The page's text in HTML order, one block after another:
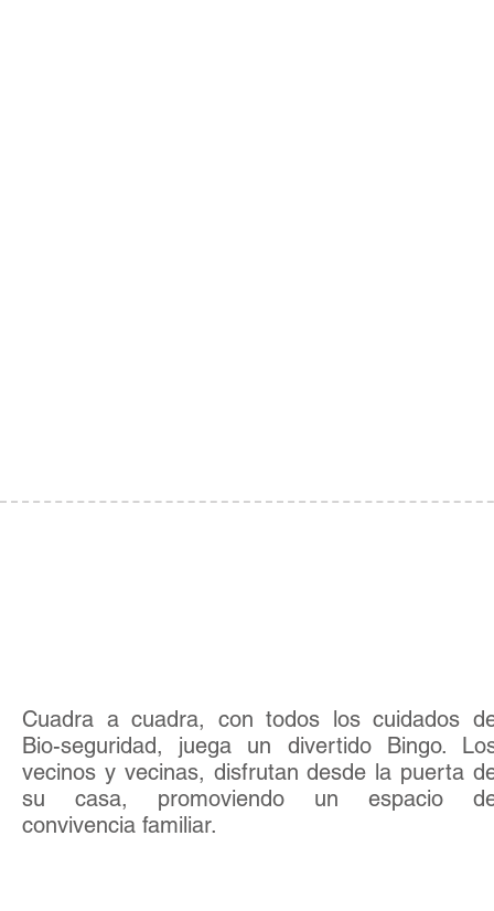
Cuadra a cuadra, con todos los cuidados
Bio-seguridad, juega un divertido Bingo.
vecinos y vecinas, disfrutan desde la puerta
su casa, promoviendo un espacio
convivencia familiar.